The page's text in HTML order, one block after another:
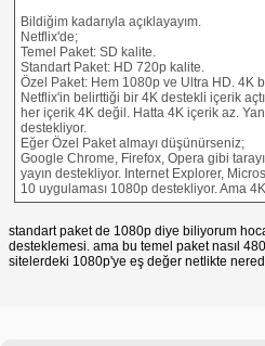
Bildiğim kadarıyla açıklayayım.
Netflix'de;
Temel Paket: SD kalite.
Standart Paket: HD 720p kalite.
Özel Paket: Hem 1080p ve Ultra HD. 4K
Netflix'in belirttiği bir 4K destekli içerik
her içerik 4K değil. Hatta 4K içerik az.
destekliyor.
Eğer Özel Paket almayı düşünürseniz;
Google Chrome, Firefox, Opera gibi
yayın destekliyor. Internet Explorer,
10 uygulaması 1080p destekliyor. Ama
standart paket de 1080p diye biliyorum
desteklemesi. ama bu temel paket nasıl
sitelerdeki 1080p'ye eş değer netlikte